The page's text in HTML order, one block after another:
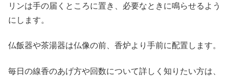
リンは手の届くところに置き、必要なときに鳴らせるよう
にします。
仏飯器や茶湯器は仏像の前、香炉より手前に配置します。
毎日の線香のあげ方や回数について詳しく知りたい方は、